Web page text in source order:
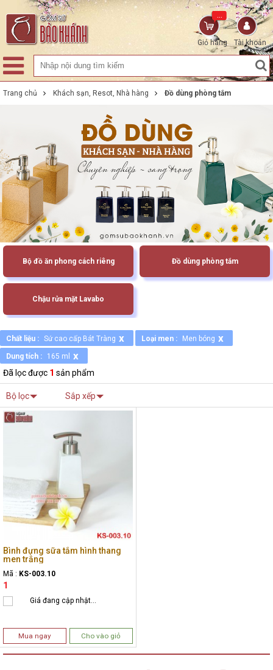
Tài khoản
Giỏ hàng
...
Trang chủ Khách sạn, Resot, Nhà hàng Đồ dùng phòng tắm
Bộ đồ ăn phong cách riêng Đồ dùng phòng tắm
Chậu rửa mặt Lavabo
Chất liệu : Sứ cao cấp Bát Tràng x Loại men : Men bóng x
Dung tích : 165 ml x
Đã lọc được 1 sản phẩm
Bộ lọc Sắp xếp
Bình đựng sữa tắm hình thang
men trắng
Mã : KS-003.10
1
Giá đang cập nhật...
Mua ngay Cho vào giỏ